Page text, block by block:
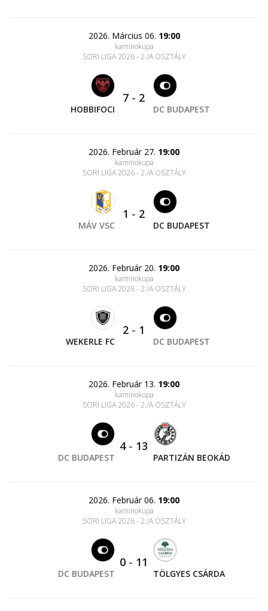
2026. Március 06. 19:00
kaminokupa
SORI LIGA 2026 - 2./A OSZTÁLY
HOBBIFOCI
7 - 2
DC BUDAPEST
2026. Február 27. 19:00
kaminokupa
SORI LIGA 2026 - 2./A OSZTÁLY
MÁV VSC
1 - 2
DC BUDAPEST
2026. Február 20. 19:00
kaminokupa
SORI LIGA 2026 - 2./A OSZTÁLY
WEKERLE FC
2 - 1
DC BUDAPEST
2026. Február 13. 19:00
kaminokupa
SORI LIGA 2026 - 2./A OSZTÁLY
DC BUDAPEST
4- 13
PARTIZÁN BEOKÁD
2026. Február 06. 19:00
kaminokupa
SORI LIGA 2026 - 2./A OSZTÁLY
DC BUDAPEST
0 - 11
TÖLGYES CSÁRDA